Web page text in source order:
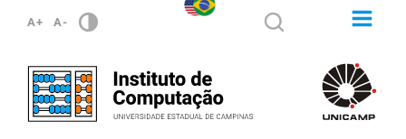
A+ A-